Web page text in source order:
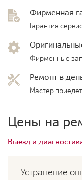
Фирменная
Гарантия
Фирменные
Ремонт в
Мастер
Цены на
Выезд и
Устранение